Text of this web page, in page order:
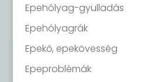
Epehólyag-gyulladás
Epehólyagrák
Epekő, epekövesség
Epeproblémák